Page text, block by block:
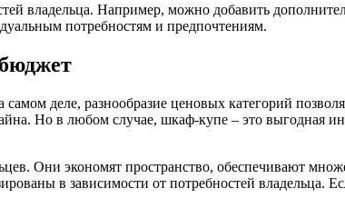
владельца. Например, можно добавить
потребностям и предпочтениям.
деле, разнообразие ценовых категорий
Но в любом случае, шкаф-купе – это выгодная
Они экономят пространство, обеспечивают
в зависимости от потребностей